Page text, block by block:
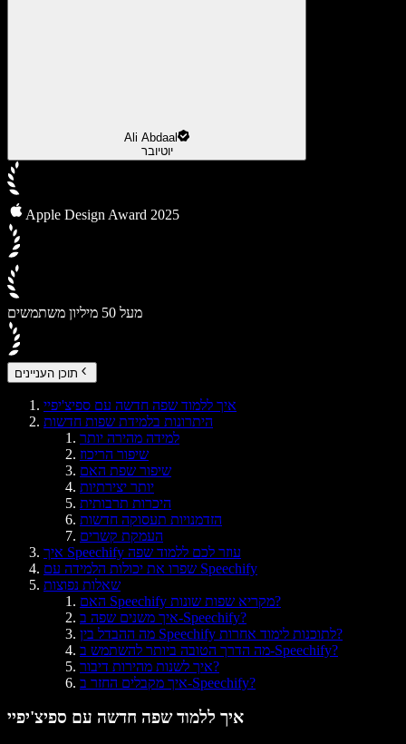
Ali Abdaal
יוטיובר
Apple Design Award 2025
מעל 50 מיליון משתמשים
תוכן העניינים
איך ללמוד שפה חדשה עם ספיצ'יפיי
היתרונות בלמידת שפות חדשות
למידה מהירה יותר
שיפור הריכוז
שיפור שפת האם
יותר יצירתיות
היכרות תרבותית
הזדמנויות תעסוקה חדשות
העמקת קשרים
איך Speechify עוזר לכם ללמוד שפה
שפרו את יכולות הלמידה עם Speechify
שאלות נפוצות
האם Speechify מקריא שפות שונות?
איך משנים שפה ב-Speechify?
מה ההבדל בין Speechify לתוכנות לימוד אחרות?
מה הדרך הטובה ביותר להשתמש ב-Speechify?
איך לשנות מהירות דיבור?
איך מקבלים החזר ב-Speechify?
איך ללמוד שפה חדשה עם ספיצ'יפיי